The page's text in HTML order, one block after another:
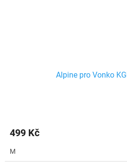
Alpine pro Vonko
499 Kč
M